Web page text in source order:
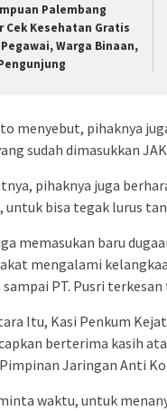
Palembang
Cek Kesehatan Gratis
Warga Binaan,
menyebut, pihaknya
sudah dimasukkan
pihaknya juga
untuk bisa tegak lurus
memasukan baru
mengalami
PT. Pusri
Itu, Kasi Penkum
berterima kasih
Jaringan Anti
waktu, untuk